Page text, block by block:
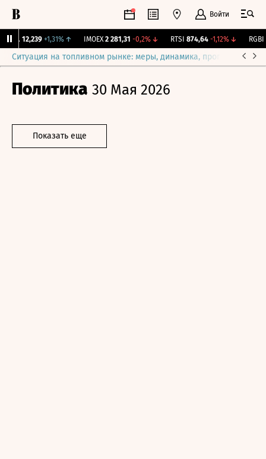
Войти
12,239 +1,31% ↑ IMOEX 2 281,31 -0,2%↓ RTSI 874,64 -1,12%↓ RGBI
Ситуация на топливном рынке: меры, динамика, прогнозы
Политика 30 Мая 2026
Показать еще